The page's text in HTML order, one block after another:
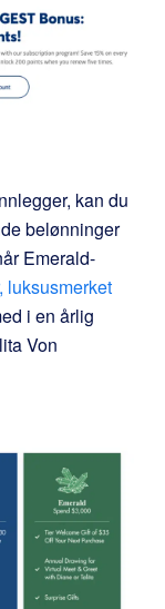
kan du
belønninger
Emerald-
luksusmerket
i en årlig
Von